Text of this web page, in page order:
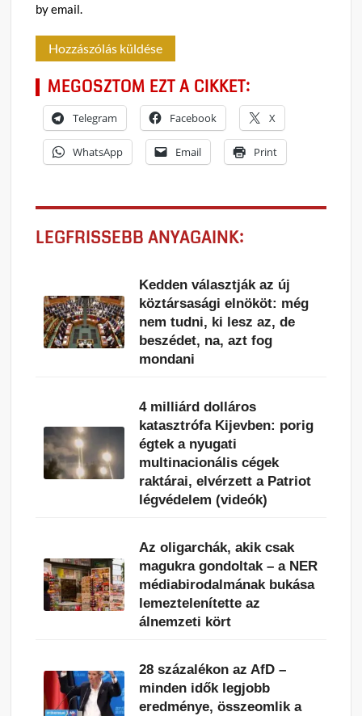
by email.
MEGOSZTOM EZT A CIKKET:
Telegram Facebook X
WhatsApp Email Print
LEGFRISSEBB ANYAGAINK:
Kedden választják az új
köztársasági elnököt: még
nem tudni, ki lesz az, de
beszédet, na, azt fog
mondani
4 milliárd dolláros
katasztrófa Kijevben: porig
égtek a nyugati
multinacionális cégek
raktárai, elvérzett a Patriot
légvédelem (videók)
Az oligarchák, akik csak
magukra gondoltak – a NER
médiabirodalmának bukása
lemeztelenítette az
álnemzeti kört
28 százalékon az AfD –
minden idők legjobb
eredménye, összeomlik a